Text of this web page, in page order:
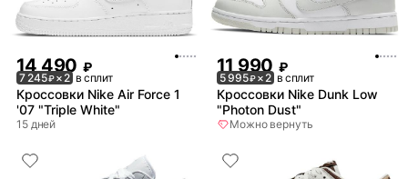
14 490 ₽
7 245₽× 2 в сплит
Кроссовки Nike Air Force 1
'07 "Triple White"
15 дней
11 990 ₽
5 995₽× 2 в сплит
Кроссовки Nike Dunk Low
"Photon Dust"
Можно вернуть